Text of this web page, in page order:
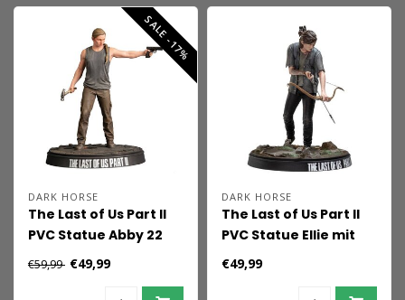
SALE -17%
DARK HORSE
The Last of Us Part II
PVC Statue Abby 22
cm
€59,99 €49,99
DARK HORSE
The Last of Us Part II
PVC Statue Ellie mit
Schleife 20 cm
€49,99